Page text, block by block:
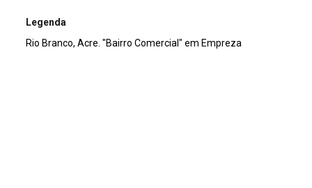
Legenda
Rio Branco, Acre. "Bairro Comercial" em Empreza